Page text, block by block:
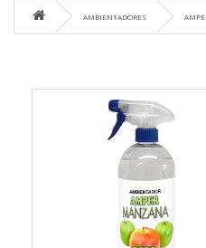
AMBIENTADORES